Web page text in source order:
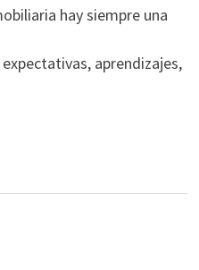
hay siempre una
aprendizajes,